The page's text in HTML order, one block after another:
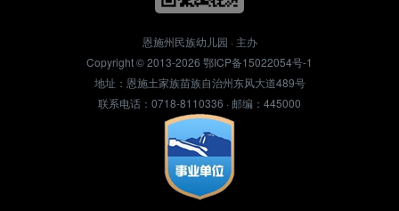
恩施州民族幼儿园 · 主办
Copyright © 2013-2026 鄂ICP备15022054号-1
地址：恩施土家族苗族自治州东风大道489号
联系电话：0718-8110336 · 邮编：445000